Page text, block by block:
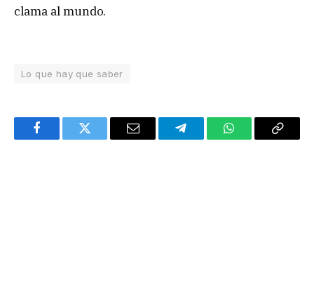
clama al mundo.
Lo que hay que saber
FacebookTwitter Email TelegramWhatsAppCopy